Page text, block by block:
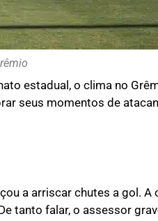
estadual, o clima no
seus momentos de
a arriscar chutes a gol. A
tanto falar, o assessor